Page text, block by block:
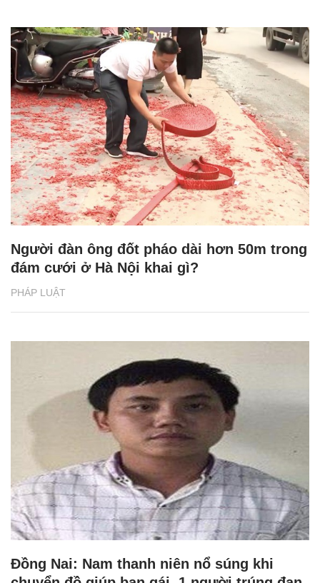
PHÁP LUẬT
Người đàn ông đốt pháo dài hơn 50m trong
đám cưới ở Hà Nội khai gì?
Đồng Nai: Nam thanh niên nổ súng khi